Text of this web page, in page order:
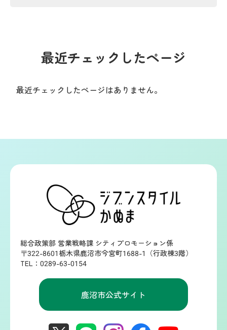
最近チェックしたページ
最近チェックしたページはありません。
総合政策部 営業戦略課 シティプロモーション係
〒322-8601栃木県鹿沼市今宮町1688-1（行政棟3階）
TEL：0289-63-0154
鹿沼市公式サイト